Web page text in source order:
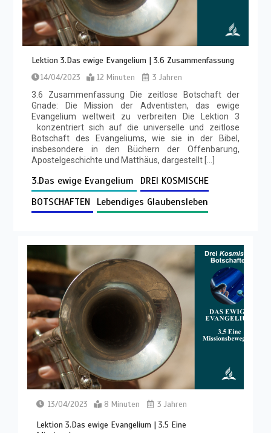
Lektion 3.Das ewige Evangelium | 3.6 Zusammenfassung
14/04/2023 12 Minuten
3 Jahren
3.6 Zusammenfassung Die zeitlose Botschaft der
Gnade: Die Mission der Adventisten, das ewige
Evangelium weltweit zu verbreiten Die Lektion 3
konzentriert sich auf die universelle und zeitlose
Botschaft des Evangeliums, wie sie in der Bibel,
insbesondere in den Büchern der Offenbarung,
Apostelgeschichte und Matthäus, dargestellt […]
3.Das ewige Evangelium
DREI KOSMISCHE
BOTSCHAFTEN
Lebendiges Glaubensleben
13/04/2023 8 Minuten 3 Jahren
Lektion 3.Das ewige Evangelium | 3.5 Eine